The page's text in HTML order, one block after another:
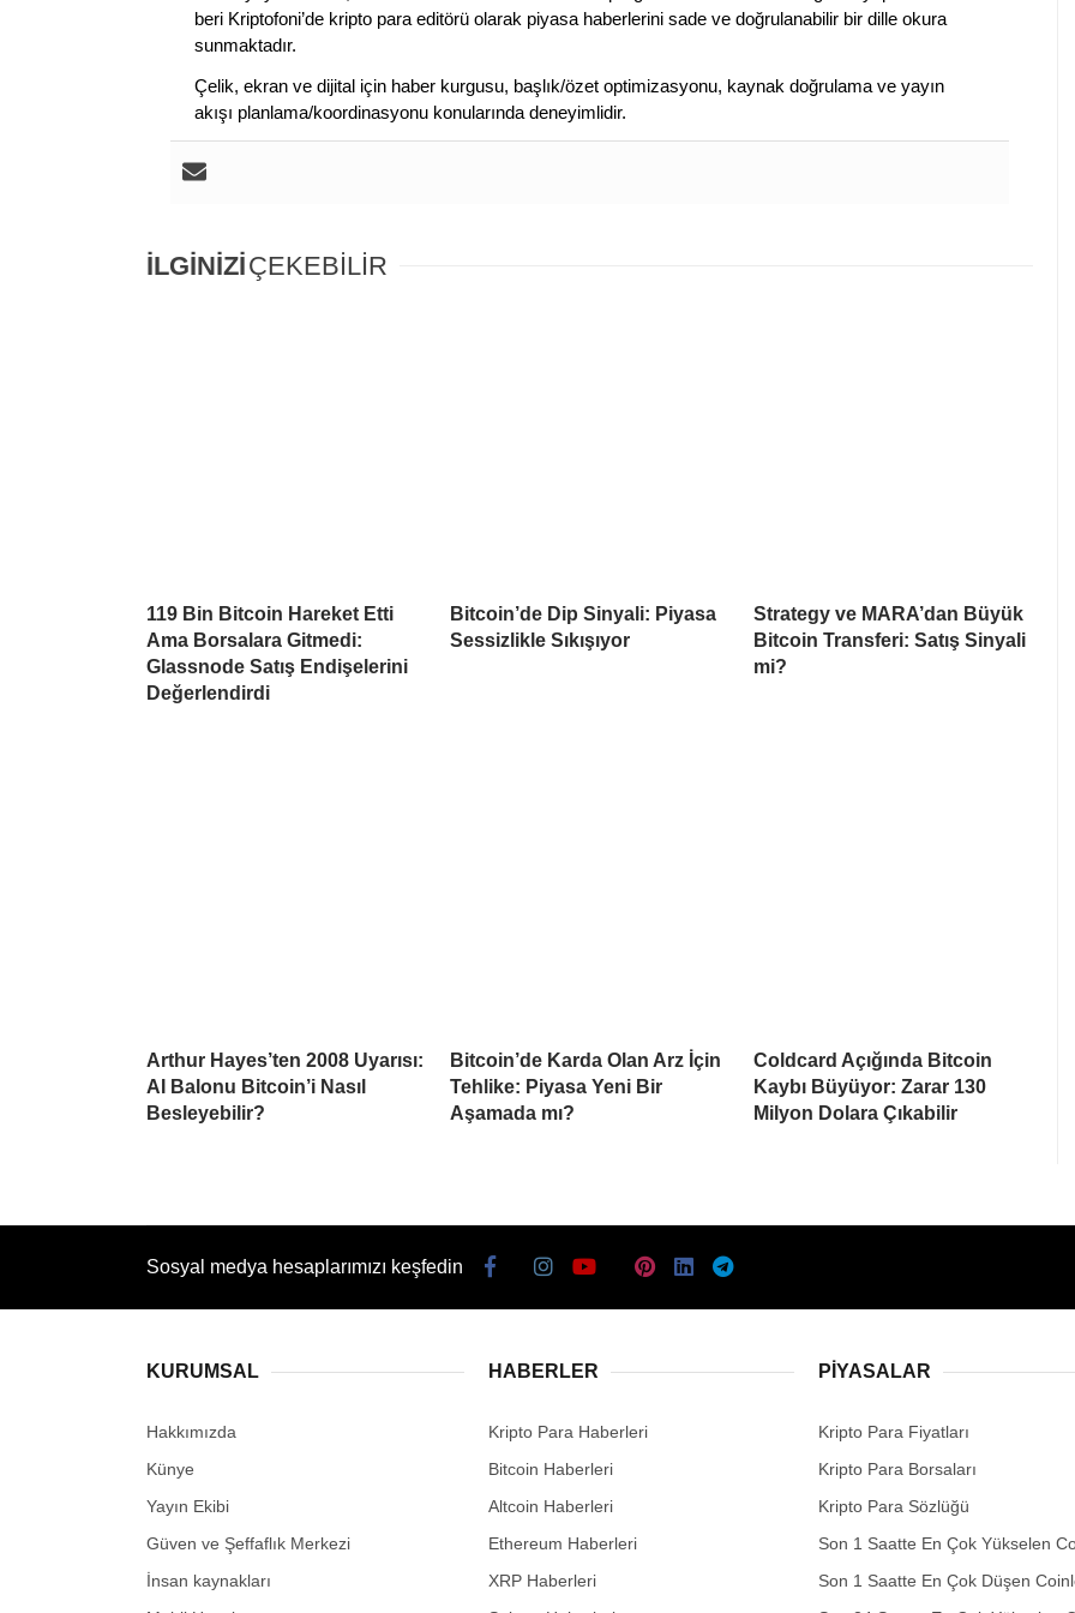
beri Kriptofoni’de kripto para editörü olarak piyasa haberlerini sade ve doğrulanabilir bir dille okura
sunmaktadır.
Çelik, ekran ve dijital için haber kurgusu, başlık/özet optimizasyonu, kaynak doğrulama ve yayın
akışı planlama/koordinasyonu konularında deneyimlidir.
İLGİNİZİÇEKEBİLİR
119 Bin Bitcoin Hareket Etti
Ama Borsalara Gitmedi:
Glassnode Satış Endişelerini
Değerlendirdi
Bitcoin’de Dip Sinyali: Piyasa
Sessizlikle Sıkışıyor
Strategy ve MARA’dan Büyük
Bitcoin Transferi: Satış Sinyali
mi?
Arthur Hayes’ten 2008 Uyarısı:
AI Balonu Bitcoin’i Nasıl
Besleyebilir?
Bitcoin’de Karda Olan Arz İçin
Tehlike: Piyasa Yeni Bir
Aşamada mı?
Coldcard Açığında Bitcoin
Kaybı Büyüyor: Zarar 130
Milyon Dolara Çıkabilir
Sosyal medya hesaplarımızı keşfedin
KURUMSAL
Hakkımızda
Künye
Yayın Ekibi
Güven ve Şeffaflık Merkezi
İnsan kaynakları
HABERLER
Kripto Para Haberleri
Bitcoin Haberleri
Altcoin Haberleri
Ethereum Haberleri
XRP Haberleri
PIYASALAR
Kripto Para Fiyatları
Kripto Para Borsaları
Kripto Para Sözlüğü
Son 1 Saatte En Çok Yükselen
Son 1 Saatte En Çok Düşen